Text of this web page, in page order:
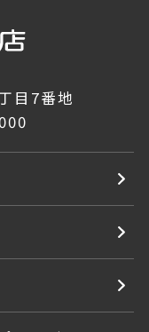
目7番地